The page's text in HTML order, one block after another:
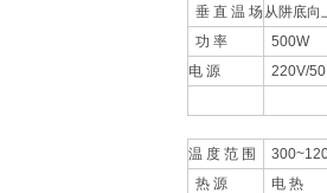
垂 直 温 场 从阱底
功 率
500W
电 源
220V/
温 度 范 围
热 源
电 热